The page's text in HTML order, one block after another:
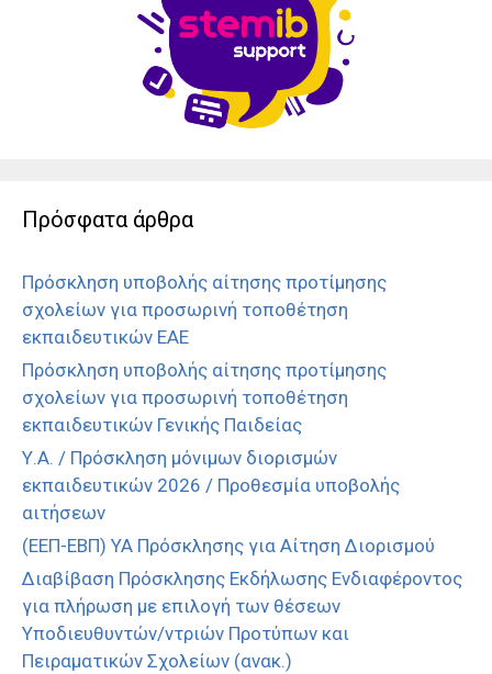
Πρόσφατα άρθρα
Πρόσκληση υποβολής αίτησης προτίμησης
σχολείων για προσωρινή τοποθέτηση
εκπαιδευτικών ΕΑΕ
Πρόσκληση υποβολής αίτησης προτίμησης
σχολείων για προσωρινή τοποθέτηση
εκπαιδευτικών Γενικής Παιδείας
Υ.Α. / Πρόσκληση μόνιμων διορισμών
εκπαιδευτικών 2026 / Προθεσμία υποβολής
αιτήσεων
(ΕΕΠ-ΕΒΠ) ΥΑ Πρόσκλησης για Αίτηση Διορισμού
Διαβίβαση Πρόσκλησης Εκδήλωσης Ενδιαφέροντος
για πλήρωση με επιλογή των θέσεων
Υποδιευθυντών/ντριών Προτύπων και
Πειραματικών Σχολείων (ανακ.)